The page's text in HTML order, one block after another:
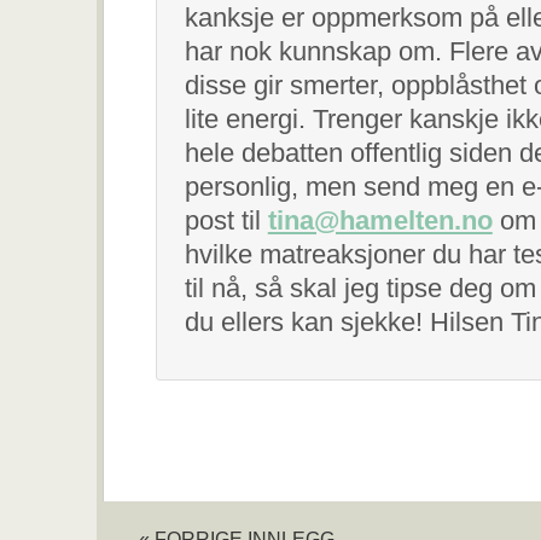
kanksje er oppmerksom på
har nok kunnskap om. Flere
disse gir smerter, oppblåsthet
lite energi. Trenger kanskje
hele debatten offentlig siden
personlig, men send meg en
post til tina@hamelten.noom
hvilke matreaksjoner du har
til nå, så skal jeg tipse deg
du ellers kan sjekke! Hilsen